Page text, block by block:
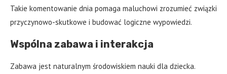
Takie komentowanie dnia pomaga maluchowi zrozumieć związki
przyczynowo-skutkowe i budować logiczne wypowiedzi.
Wspólna zabawa i interakcja
Zabawa jest naturalnym środowiskiem nauki dla dziecka.